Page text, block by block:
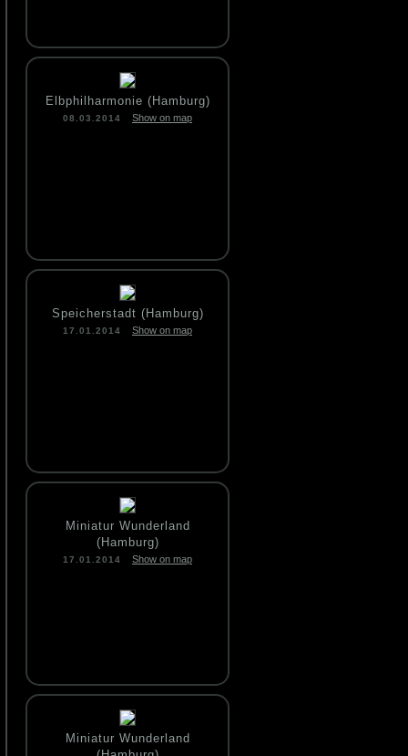
Elbphilharmonie (Hamburg)
08.03.2014 Show on map
Speicherstadt (Hamburg)
17.01.2014 Show on map
Miniatur Wunderland
(Hamburg)
17.01.2014 Show on map
Miniatur Wunderland